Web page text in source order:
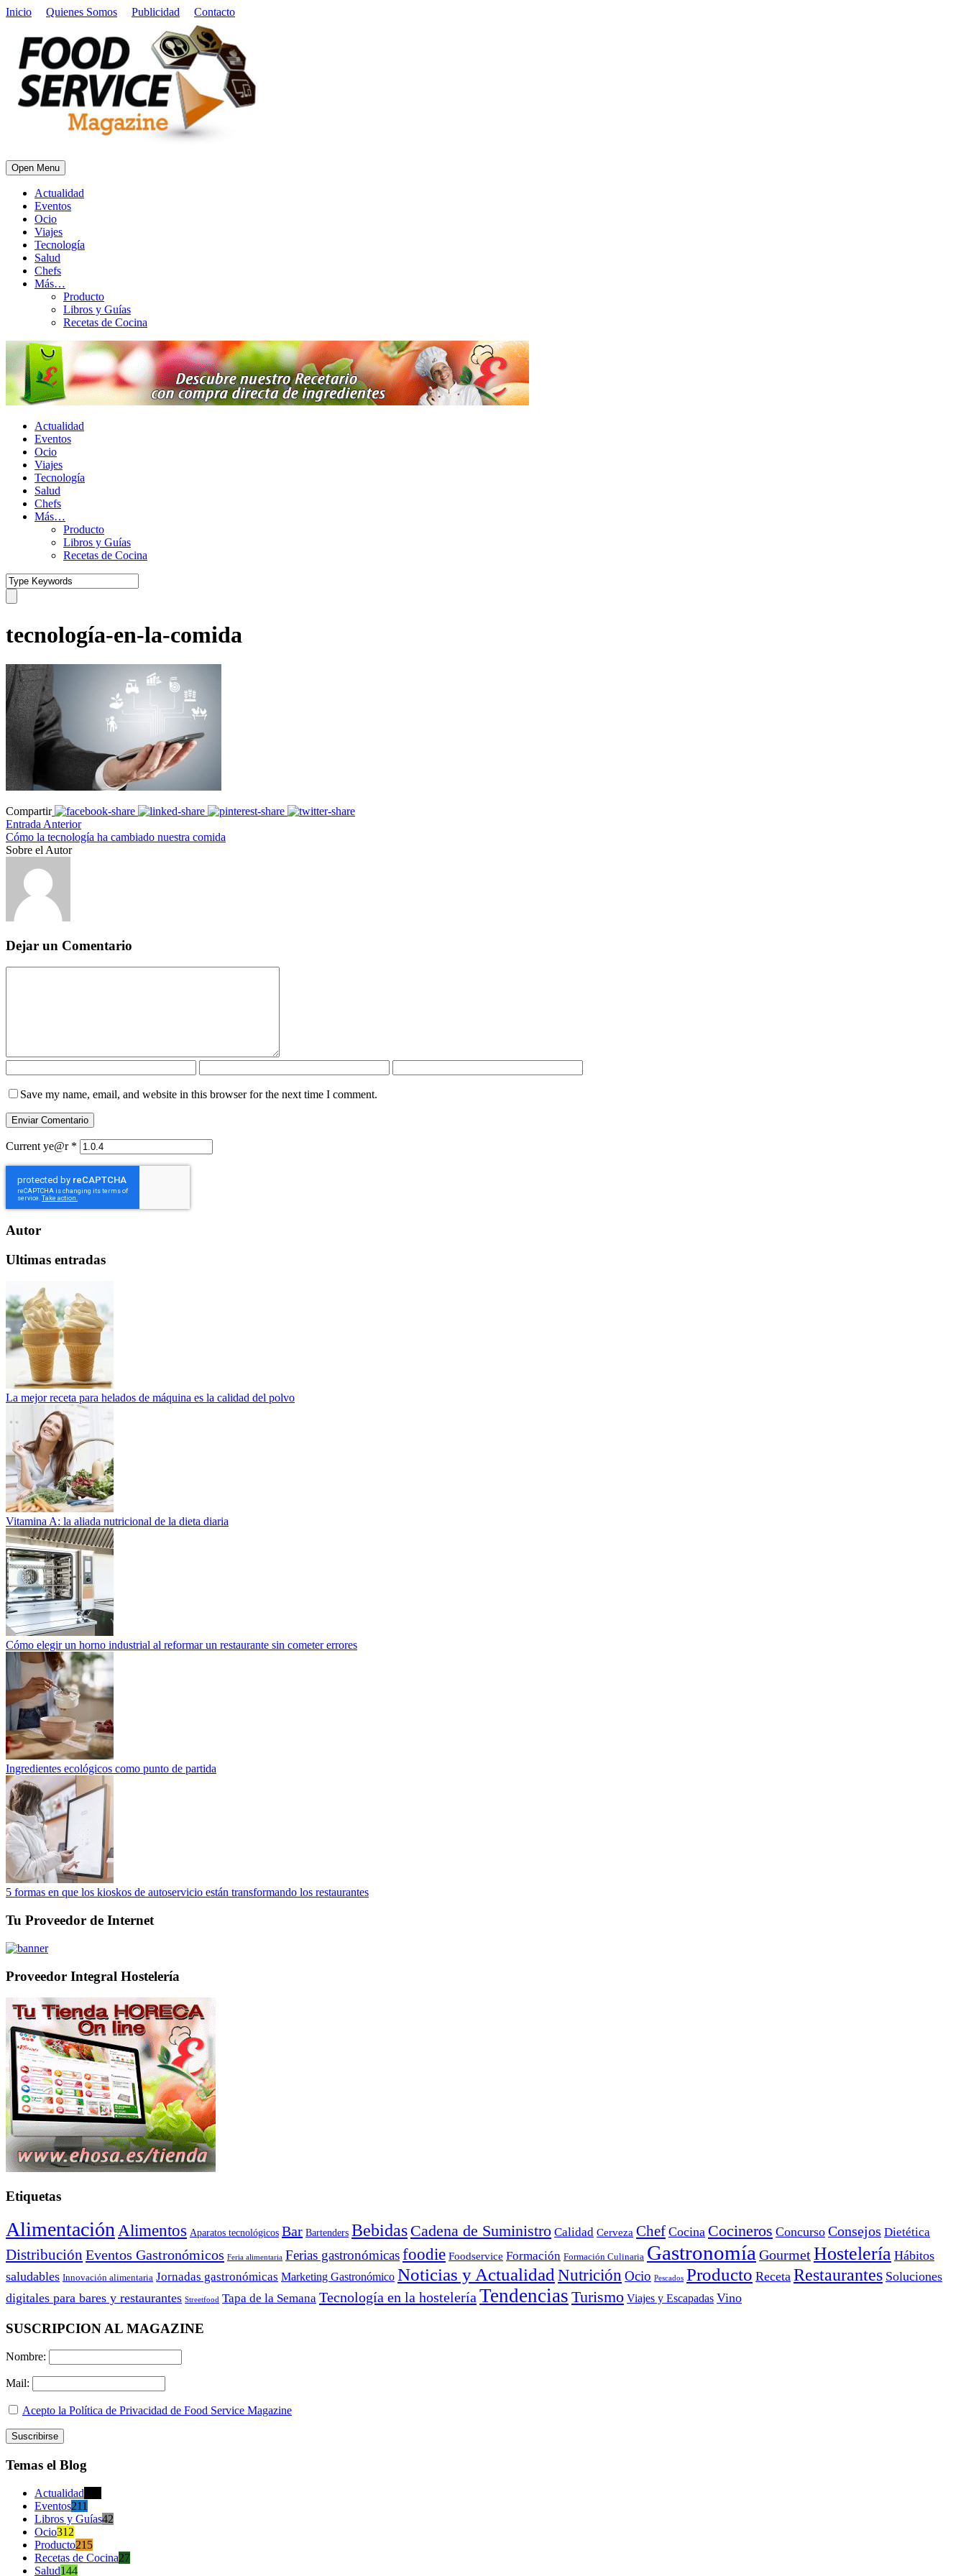
Inicio Quienes Somos Publicidad Contacto
Open Menu
Actualidad
Eventos
Ocio
Viajes
Tecnología
Salud
Chefs
Más…
Producto
Libros y Guías
Recetas de Cocina
Actualidad
Eventos
Ocio
Viajes
Tecnología
Salud
Chefs
Más…
Producto
Libros y Guías
Recetas de Cocina
tecnología-en-la-comida
Compartir
Entrada Anterior
Cómo la tecnología ha cambiado nuestra comida
Sobre el Autor
Dejar un Comentario
Save my name, email, and website in this browser for the next time I comment.
Current ye@r *
Autor
Ultimas entradas
La mejor receta para helados de máquina es la calidad del polvo
Vitamina A: la aliada nutricional de la dieta diaria
Cómo elegir un horno industrial al reformar un restaurante sin cometer errores
Ingredientes ecológicos como punto de partida
5 formas en que los kioskos de autoservicio están transformando los restaurantes
Tu Proveedor de Internet
Proveedor Integral Hostelería
Etiquetas
Alimentación Alimentos Aparatos tecnológicos Bar Bartenders Bebidas Cadena de Suministro Calidad Cerveza Chef Cocina Cocineros Concurso Consejos Dietética
Distribución Eventos Gastronómicos Feria alimentaria Ferias gastronómicasfoodie Foodservice Formación Formación Culinaria Gastronomía GourmetHostelería Hábitos
saludables Innovación alimentaria Jornadas gastronómicas Marketing Gastronómico Noticias y Actualidad Nutrición Ocio Pescados Producto Receta Restaurantes Soluciones
digitales para bares y restaurantes Streetfood Tapa de la Semana Tecnología en la hostelería Tendencias Turismo Viajes y Escapadas Vino
SUSCRIPCION AL MAGAZINE
Nombre:
Mail:
Acepto la Política de Privacidad de Food Service Magazine
Temas el Blog
Actualidad
Eventos211
Libros y Guías42
Ocio312
Producto215
Recetas de Cocina27
Salud144